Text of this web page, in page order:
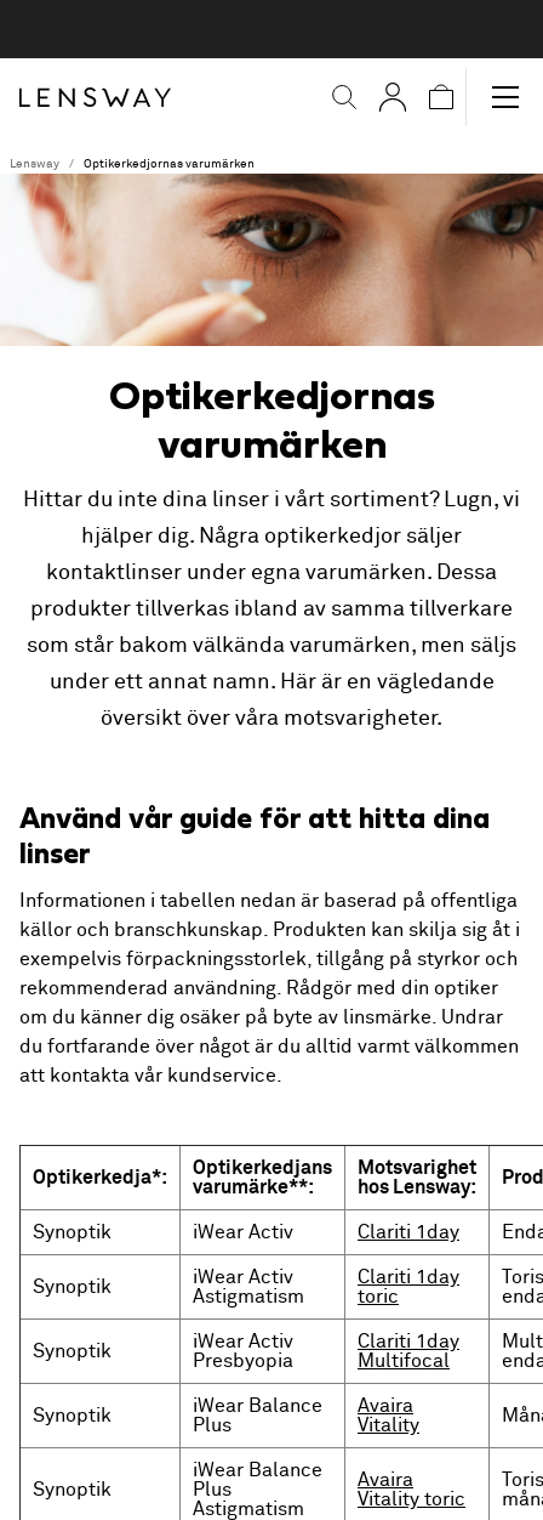
Lensway Optikerkedjornas varumärken
Optikerkedjornas
varumärken
Hittar du inte dina linser i vårt sortiment? Lugn, vi
hjälper dig. Några optikerkedjor säljer
kontaktlinser under egna varumärken. Dessa
produkter tillverkas ibland av samma tillverkare
som står bakom välkända varumärken, men säljs
under ett annat namn. Här är en vägledande
översikt över våra motsvarigheter.
Använd vår guide för att hitta dina
linser
Informationen i tabellen nedan är baserad på offentliga
källor och branschkunskap. Produkten kan skilja sig åt i
exempelvis förpackningsstorlek, tillgång på styrkor och
rekommenderad användning. Rådgör med din optiker
om du känner dig osäker på byte av linsmärke. Undrar
du fortfarande över något är du alltid varmt välkommen
att kontakta vår kundservice.
Optikerkedja*:
Optikerkedjans
varumärke**:
Motsvarighet
hos Lensway:
Synoptik iWear Activ Clariti 1day
Synoptik
iWear Activ
Astigmatism
Clariti 1day
toric
Synoptik
iWear Activ
Presbyopia
Clariti 1day
Multifocal
Synoptik
iWear Balance
Plus
Avaira
Vitality
Synoptik
iWear Balance
Plus
Astigmatism
Avaira
Vitality toric